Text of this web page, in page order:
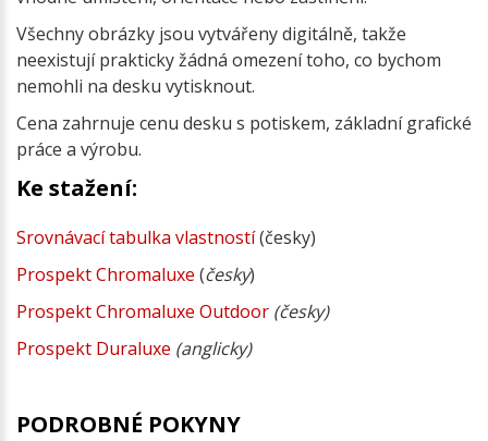
Všechny obrázky jsou vytvářeny digitálně, takže
neexistují prakticky žádná omezení toho, co bychom
nemohli na desku vytisknout.
Cena zahrnuje cenu desku s potiskem, základní grafické
práce a výrobu.
Ke stažení:
Srovnávací tabulka vlastností(česky)
Prospekt Chromaluxe (česky)
Prospekt Chromaluxe Outdoor (česky)
Prospekt Duraluxe (anglicky)
PODROBNÉ POKYNY